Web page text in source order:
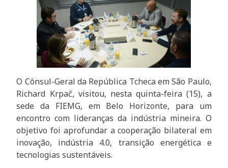
O Cônsul-Geral da República Tcheca em São Paulo,
Richard Krpač, visitou, nesta quinta-feira (15), a
sede da FIEMG, em Belo Horizonte, para um
encontro com lideranças da indústria mineira. O
objetivo foi aprofundar a cooperação bilateral em
inovação, indústria 4.0, transição energética e
tecnologias sustentáveis.